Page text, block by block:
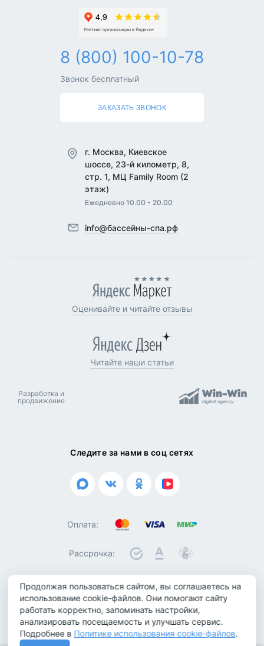
Продолжая пользоваться сайтом, вы соглашаетесь на
использование cookie-файлов. Они помогают сайту
работать корректно, запоминать настройки,
анализировать посещаемость и улучшать сервис.
Подробнее в Политике использования cookie-файлов.
Следите за нами в соц сетях
Оплата:
Рассрочка:
© 2026 ООО "Биотроника". Все права защищены
Политика конфиденциальности
Политика обработки персональных данных
8 (800) 100-10-78
Звонок бесплатный
ЗАКАЗАТЬ ЗВОНОК
г. Москва, Киевское
шоссе, 23-й километр, 8,
стр. 1, МЦ Family Room (2
этаж)
Ежедневно 10.00 - 20.00
info@бассейны-спа.рф
Оценивайте и читайте отзывы
Читайте наши статьи
Разработка и
продвижение